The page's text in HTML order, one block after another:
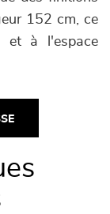
152 cm, ce
et à l'espace